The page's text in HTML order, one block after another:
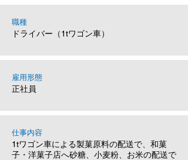
職種
ドライバー（1tワゴン車）
雇用形態
正社員
仕事内容
1tワゴン車による製菓原料の配送で、和菓
子・洋菓子店へ砂糖、小麦粉、お米の配送で